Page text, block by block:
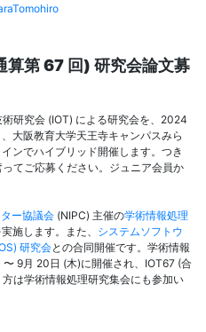
第 67 回) 研究会論文募
研究会 (IOT) による研究会を、2024
大阪教育大学天王寺キャンパスみら
ンでハイブリッド開催します。つき
てご応募ください。ジュニア会員か
ー協議会 (NIPC) 主催の学術情報処理
施します。また、 システムソフトウ
研究会との合同開催です。学術情報
9月 20日 (木)に開催され、IOT67 (合
は学術情報処理研究集会にも参加い